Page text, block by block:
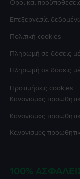
Όροι και προϋποθέσεις
Επεξεργασία
Πολιτική cookies
Πληρωμή σε δόσεις
Πληρωμή σε δόσεις
Προτιμήσεις cookies
Κανονισμός
Κανονισμός
Κανονισμός
100%